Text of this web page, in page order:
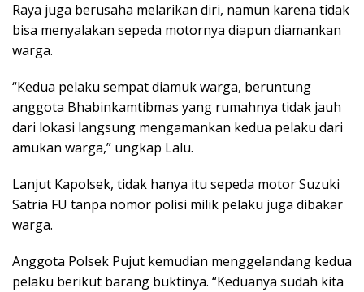
Raya juga berusaha melarikan diri, namun karena tidak
bisa menyalakan sepeda motornya diapun diamankan
warga.
“Kedua pelaku sempat diamuk warga, beruntung
anggota Bhabinkamtibmas yang rumahnya tidak jauh
dari lokasi langsung mengamankan kedua pelaku dari
amukan warga,” ungkap Lalu.
Lanjut Kapolsek, tidak hanya itu sepeda motor Suzuki
Satria FU tanpa nomor polisi milik pelaku juga dibakar
warga.
Anggota Polsek Pujut kemudian menggelandang kedua
pelaku berikut barang buktinya. “Keduanya sudah kita